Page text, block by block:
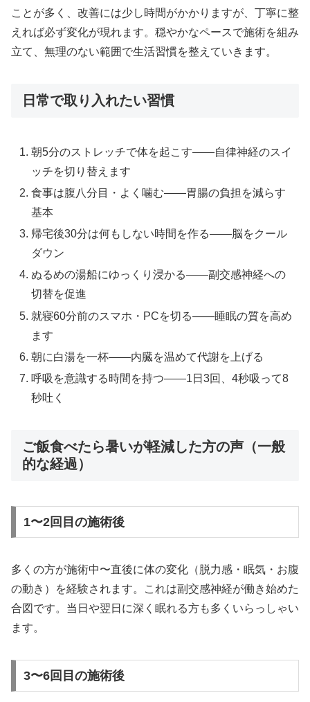
ことが多く、改善には少し時間がかかりますが、丁寧に整
えれば必ず変化が現れます。穏やかなペースで施術を組み
立て、無理のない範囲で生活習慣を整えていきます。
日常で取り入れたい習慣
朝5分のストレッチで体を起こす——自律神経のスイ
ッチを切り替えます
食事は腹八分目・よく噛む——胃腸の負担を減らす
基本
帰宅後30分は何もしない時間を作る——脳をクール
ダウン
ぬるめの湯船にゆっくり浸かる——副交感神経への
切替を促進
就寝60分前のスマホ・PCを切る——睡眠の質を高め
ます
朝に白湯を一杯——内臓を温めて代謝を上げる
呼吸を意識する時間を持つ——1日3回、4秒吸って8
秒吐く
ご飯食べたら暑いが軽減した方の声（一般
的な経過）
1〜2回目の施術後
多くの方が施術中〜直後に体の変化（脱力感・眠気・お腹
の動き）を経験されます。これは副交感神経が働き始めた
合図です。当日や翌日に深く眠れる方も多くいらっしゃい
ます。
3〜6回目の施術後